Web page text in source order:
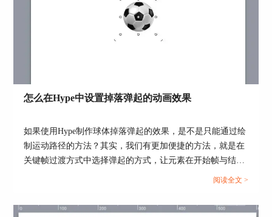
由于在浏览器中显示的是显示窗口及里面的图片，
显示窗口外的图片是看不见的，所以只能使用符号
3张图片。
怎么在Hype中设置掉落弹起的动画效果
如果使用Hype制作球体掉落弹起的效果，是不是只能通过绘
制运动路径的方法？其实，我们有更加便捷的方法，就是在
关键帧过渡方式中选择弹起的方式，让元素在开始帧与结束
阅读全文 >